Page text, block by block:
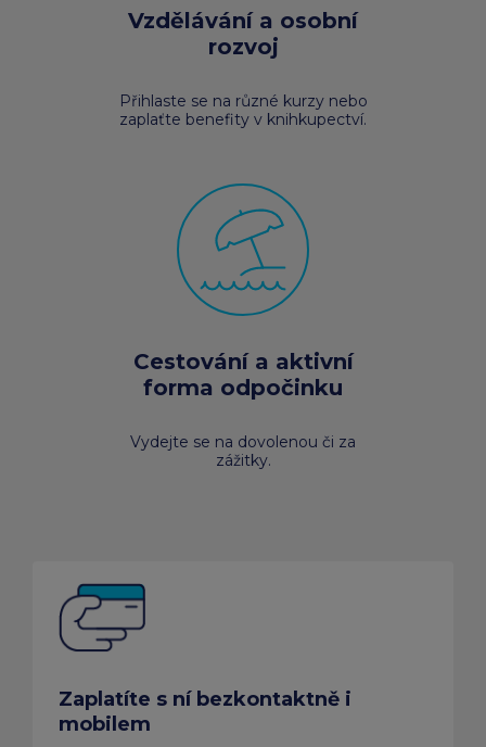
Vzdělávání a osobní
rozvoj
Přihlaste se na různé kurzy nebo
zaplaťte benefity v knihkupectví.
Cestování a aktivní
forma odpočinku
Vydejte se na dovolenou či za
zážitky.
Zaplatíte s ní bezkontaktně i
mobilem